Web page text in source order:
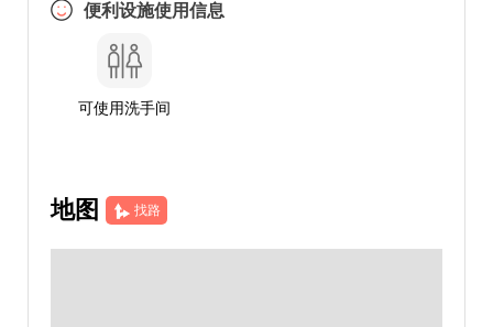
便利设施使用信息
可使用洗手间
地图 找路